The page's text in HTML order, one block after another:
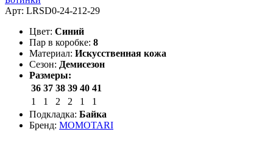
Арт: LRSD0-24-212-29
Цвет: Синий
Пар в коробке: 8
Материал: Искусственная кожа
Сезон: Демисезон
Размеры:
36 37 38 39 40 41
1
1 2 2 1
1
Подкладка: Байка
Бренд: MOMOTARI